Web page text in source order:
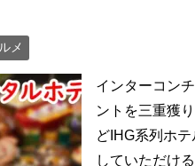
メ
インターコン
ントを三重獲
どIHG系列ホ
していただけ